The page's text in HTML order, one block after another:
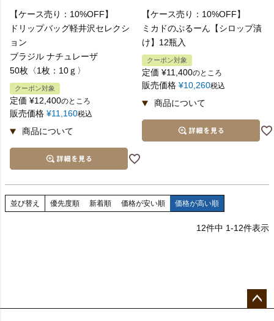
【ケース売り：10%OFF】
ドリップバッグ軽井沢セレクシ
ョン
ブラジル ナチュレーザ
50枚〈1枚：10ｇ〉
クーポン対象
定価 ¥12,400のところ
販売価格 ¥11,160税込
【ケース売り：10%OFF】
ミカドのぷるーん【シロップ漬
け】12瓶入
クーポン対象
定価 ¥11,400のところ
販売価格 ¥10,260税込
並び替え 優先度順 新着順 価格が安い順 価格が高い順
12件中 1-12件表示